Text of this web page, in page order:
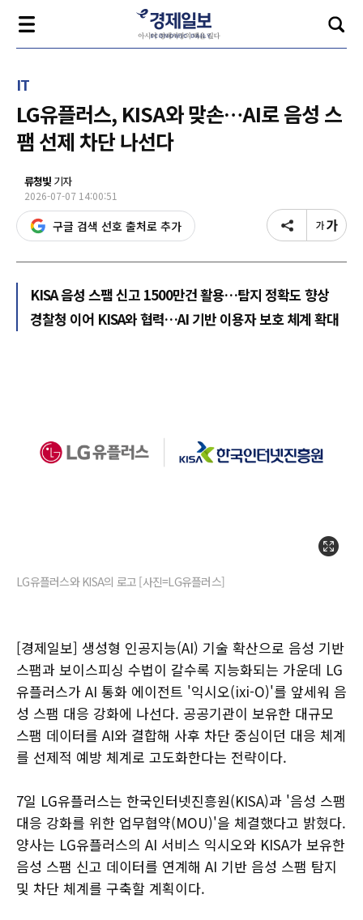
IT
LG유플러스, KISA와 맞손…AI로 음성 스
팸 선제 차단 나선다
류청빛 기자
2026-07-07 14:00:51
구글 검색 선호 출처로 추가
KISA 음성 스팸 신고 1500만건 활용…탐지 정확도 향상
경찰청 이어 KISA와 협력…AI 기반 이용자 보호 체계 확대
LG유플러스와 KISA의 로고 [사진=LG유플러스]
[경제일보] 생성형 인공지능(AI) 기술 확산으로 음성 기반
스팸과 보이스피싱 수법이 갈수록 지능화되는 가운데 LG
유플러스가 AI 통화 에이전트 '익시오(ixi-O)'를 앞세워 음
성 스팸 대응 강화에 나선다. 공공기관이 보유한 대규모
스팸 데이터를 AI와 결합해 사후 차단 중심이던 대응 체계
를 선제적 예방 체계로 고도화한다는 전략이다.
7일 LG유플러스는 한국인터넷진흥원(KISA)과 '음성 스팸
대응 강화를 위한 업무협약(MOU)'을 체결했다고 밝혔다.
양사는 LG유플러스의 AI 서비스 익시오와 KISA가 보유한
음성 스팸 신고 데이터를 연계해 AI 기반 음성 스팸 탐지
및 차단 체계를 구축할 계획이다.